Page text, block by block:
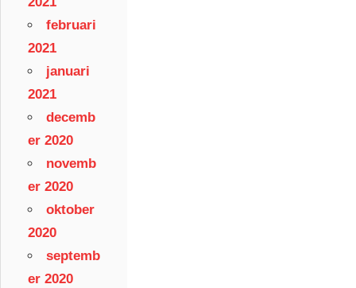
februari
2021
januari
2021
decemb
er 2020
novemb
er 2020
oktober
2020
septemb
er 2020